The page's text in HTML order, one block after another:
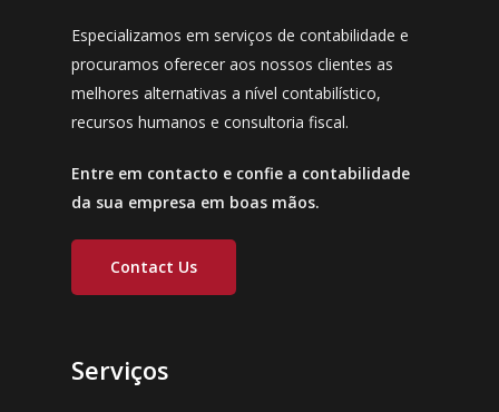
Especializamos em serviços de contabilidade e
procuramos oferecer aos nossos clientes as
melhores alternativas a nível contabilístico,
recursos humanos e consultoria fiscal.
Entre em contacto e confie a contabilidade
da sua empresa em boas mãos.
Contact Us
Serviços